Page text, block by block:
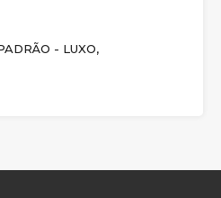
- LUXO,